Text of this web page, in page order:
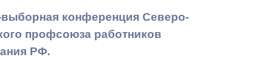
органа
Бесплатная юридическая помощь
выборная конференция Северо-
профсоюза работников
РФ.